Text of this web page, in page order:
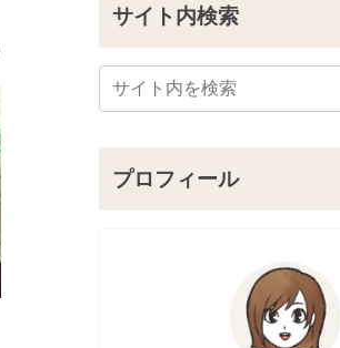
サイト内検索
プロフィール